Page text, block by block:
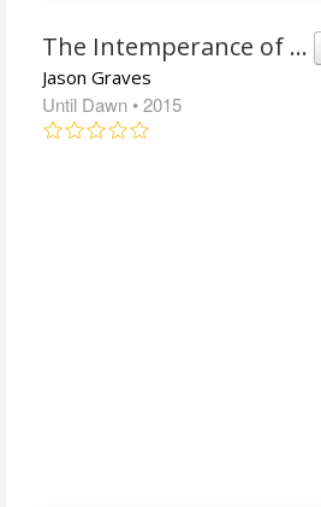
The Intemperance of Youth
Jason Graves
Until Dawn • 2015